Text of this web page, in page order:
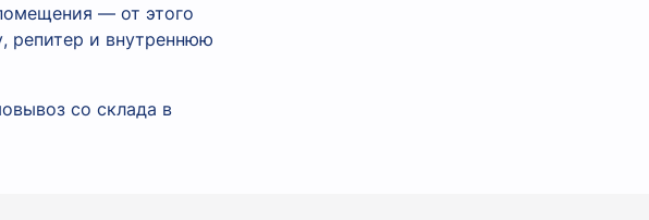
— от этого
репитер и внутреннюю
со склада в